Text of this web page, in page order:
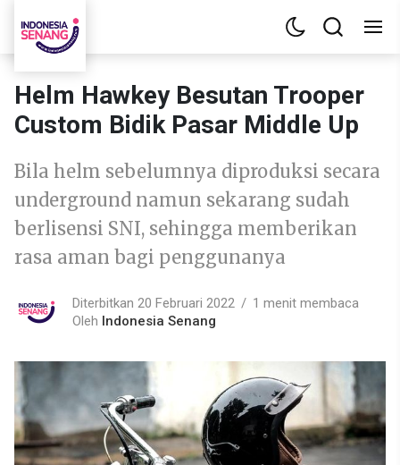
Helm Hawkey Besutan Trooper
Custom Bidik Pasar Middle Up
Bila helm sebelumnya diproduksi secara
underground namun sekarang sudah
berlisensi SNI, sehingga memberikan
rasa aman bagi penggunanya
Diterbitkan 20 Februari 2022
1 menit membaca
Oleh Indonesia Senang